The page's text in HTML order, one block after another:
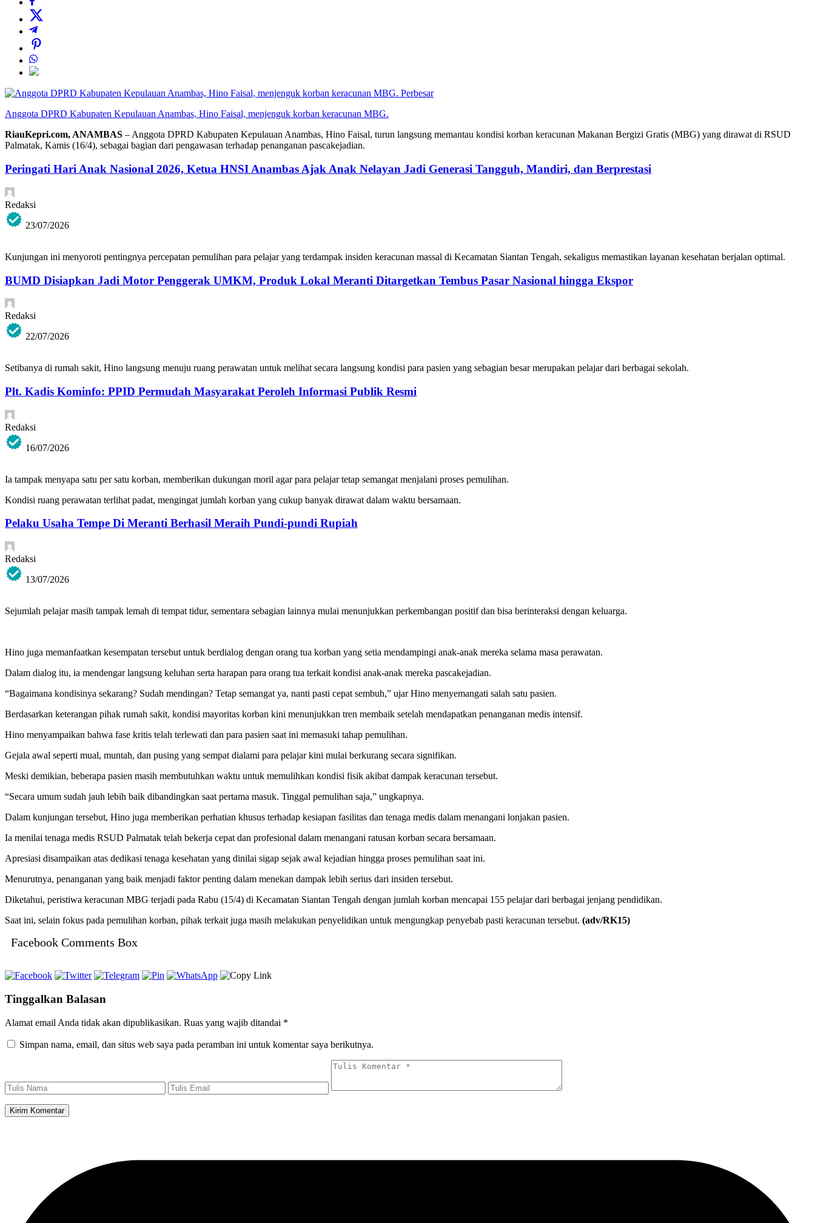
Perbesar
Anggota DPRD Kabupaten Kepulauan Anambas, Hino Faisal, menjenguk korban keracunan MBG.
RiauKepri.com, ANAMBAS – Anggota DPRD Kabupaten Kepulauan Anambas, Hino Faisal, turun langsung memantau kondisi korban keracunan Makanan Bergizi Gratis (MBG) yang dirawat di RSUD
Palmatak, Kamis (16/4), sebagai bagian dari pengawasan terhadap penanganan pascakejadian.
Peringati Hari Anak Nasional 2026, Ketua HNSI Anambas Ajak Anak Nelayan Jadi Generasi Tangguh, Mandiri, dan Berprestasi
Redaksi
23/07/2026
Kunjungan ini menyoroti pentingnya percepatan pemulihan para pelajar yang terdampak insiden keracunan massal di Kecamatan Siantan Tengah, sekaligus memastikan layanan kesehatan berjalan optimal.
BUMD Disiapkan Jadi Motor Penggerak UMKM, Produk Lokal Meranti Ditargetkan Tembus Pasar Nasional hingga Ekspor
Redaksi
22/07/2026
Setibanya di rumah sakit, Hino langsung menuju ruang perawatan untuk melihat secara langsung kondisi para pasien yang sebagian besar merupakan pelajar dari berbagai sekolah.
Plt. Kadis Kominfo: PPID Permudah Masyarakat Peroleh Informasi Publik Resmi
Redaksi
16/07/2026
Ia tampak menyapa satu per satu korban, memberikan dukungan moril agar para pelajar tetap semangat menjalani proses pemulihan.
Kondisi ruang perawatan terlihat padat, mengingat jumlah korban yang cukup banyak dirawat dalam waktu bersamaan.
Pelaku Usaha Tempe Di Meranti Berhasil Meraih Pundi-pundi Rupiah
Redaksi
13/07/2026
Sejumlah pelajar masih tampak lemah di tempat tidur, sementara sebagian lainnya mulai menunjukkan perkembangan positif dan bisa berinteraksi dengan keluarga.
Hino juga memanfaatkan kesempatan tersebut untuk berdialog dengan orang tua korban yang setia mendampingi anak-anak mereka selama masa perawatan.
Dalam dialog itu, ia mendengar langsung keluhan serta harapan para orang tua terkait kondisi anak-anak mereka pascakejadian.
“Bagaimana kondisinya sekarang? Sudah mendingan? Tetap semangat ya, nanti pasti cepat sembuh,” ujar Hino menyemangati salah satu pasien.
Berdasarkan keterangan pihak rumah sakit, kondisi mayoritas korban kini menunjukkan tren membaik setelah mendapatkan penanganan medis intensif.
Hino menyampaikan bahwa fase kritis telah terlewati dan para pasien saat ini memasuki tahap pemulihan.
Gejala awal seperti mual, muntah, dan pusing yang sempat dialami para pelajar kini mulai berkurang secara signifikan.
Meski demikian, beberapa pasien masih membutuhkan waktu untuk memulihkan kondisi fisik akibat dampak keracunan tersebut.
“Secara umum sudah jauh lebih baik dibandingkan saat pertama masuk. Tinggal pemulihan saja,” ungkapnya.
Dalam kunjungan tersebut, Hino juga memberikan perhatian khusus terhadap kesiapan fasilitas dan tenaga medis dalam menangani lonjakan pasien.
Ia menilai tenaga medis RSUD Palmatak telah bekerja cepat dan profesional dalam menangani ratusan korban secara bersamaan.
Apresiasi disampaikan atas dedikasi tenaga kesehatan yang dinilai sigap sejak awal kejadian hingga proses pemulihan saat ini.
Menurutnya, penanganan yang baik menjadi faktor penting dalam menekan dampak lebih serius dari insiden tersebut.
Diketahui, peristiwa keracunan MBG terjadi pada Rabu (15/4) di Kecamatan Siantan Tengah dengan jumlah korban mencapai 155 pelajar dari berbagai jenjang pendidikan.
Saat ini, selain fokus pada pemulihan korban, pihak terkait juga masih melakukan penyelidikan untuk mengungkap penyebab pasti keracunan tersebut. (adv/RK15)
Facebook Comments Box
Tinggalkan Balasan
Alamat email Anda tidak akan dipublikasikan. Ruas yang wajib ditandai *
Simpan nama, email, dan situs web saya pada peramban ini untuk komentar saya berikutnya.